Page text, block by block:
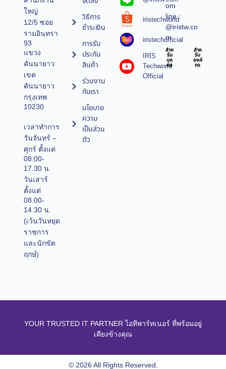
ใหญ่
12/5 ซอย
รามอินทรา
93
แขวง
คันนายาว
เขต
คันนายาว
กรุงเทพ
10230
เวลาทำการ
วันจันทร์ –
ศุกร์ ตั้งแต่
08.00-
17.30 น.
วันเสาร์
ตั้งแต่
08.00-
14.30 น.
(เว้นวันหยุด
ราชการ
และนักขัต
ฤกษ์)
วิธีการ
ชำระเงิน
การรับ
ประกัน
สินค้า
ร่วมงาน
กับเรา
นโยบาย
ความ
เป็นส่วน
ตัว
iristechworld
iristechofficial
IRIS
Techworld
Official
om
line :
@iristw.co
m
สำห
รับ
บุค
คล
สำห
รับ
องค์
กร
YOUR TRUSTED IT PARTNER ไอทีพาร์ทเนอร์ ที่พร้อมอยู่
เคียงข้างคุณ
© 2026 All Rights Reserved.